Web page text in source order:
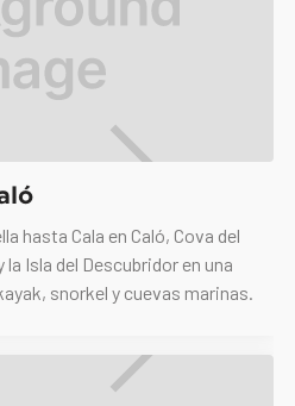
hasta Cala en Caló, Cova del
la Isla del Descubridor en una
snorkel y cuevas marinas.